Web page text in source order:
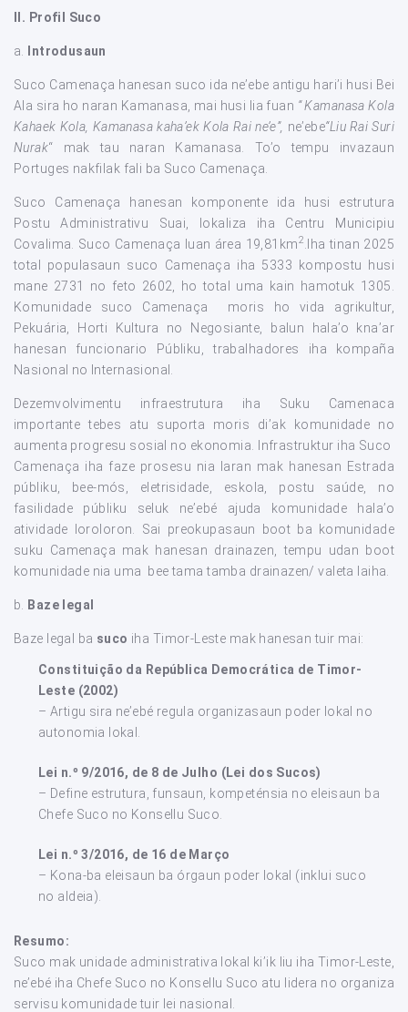
II. Profil Suco
a. Introdusaun
Suco Camenaça hanesan suco ida ne’ebe antigu hari’i husi Bei
Ala sira ho naran Kamanasa, mai husi lia fuan “ Kamanasa Kola
Kahaek Kola, Kamanasa kaha’ek Kola Rai ne’e”, ne’ebe“Liu Rai Suri
Nurak“ mak tau naran Kamanasa. To’o tempu invazaun
Portuges nakfilak fali ba Suco Camenaça.
Suco Camenaça hanesan komponente ida husi estrutura
Postu Administrativu Suai, lokaliza iha Centru Municipiu
Covalima. Suco Camenaça luan área 19,81km2
.Iha tinan 2025
total populasaun suco Camenaça iha 5333 kompostu husi
mane 2731 no feto 2602, ho total uma kain hamotuk 1305.
Komunidade suco Camenaça moris ho vida agrikultur,
Pekuária, Horti Kultura no Negosiante, balun hala’o kna’ar
hanesan funcionario Públiku, trabalhadores iha kompaña
Nasional no Internasional.
Dezemvolvimentu infraestrutura iha Suku Camenaca
importante tebes atu suporta moris di’ak komunidade no
aumenta progresu sosial no ekonomia. Infrastruktur iha Suco
Camenaça iha faze prosesu nia laran mak hanesan Estrada
públiku, bee-mós, eletrisidade, eskola, postu saúde, no
fasilidade públiku seluk ne’ebé ajuda komunidade hala’o
atividade loroloron. Sai preokupasaun boot ba komunidade
suku Camenaça mak hanesan drainazen, tempu udan boot
komunidade nia uma bee tama tamba drainazen/ valeta laiha.
b. Baze legal
Baze legal ba suco iha Timor-Leste mak hanesan tuir mai:
Constituição da República Democrática de Timor-
Leste (2002)
– Artigu sira ne’ebé regula organizasaun poder lokal no
autonomia lokal.
Lei n.º 9/2016, de 8 de Julho (Lei dos Sucos)
– Define estrutura, funsaun, kompeténsia no eleisaun ba
Chefe Suco no Konsellu Suco.
Lei n.º 3/2016, de 16 de Março
– Kona-ba eleisaun ba órgaun poder lokal (inklui suco
no aldeia).
Resumo:
Suco mak unidade administrativa lokal ki’ik liu iha Timor-Leste,
ne’ebé iha Chefe Suco no Konsellu Suco atu lidera no organiza
servisu komunidade tuir lei nasional.